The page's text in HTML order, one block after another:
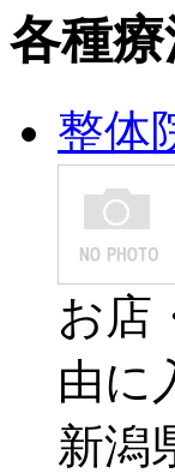
各種
整体
お店
由に
新潟